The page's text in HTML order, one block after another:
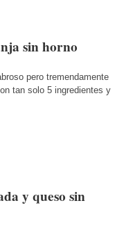
sin horno
pero tremendamente
tan solo 5 ingredientes y
y queso sin